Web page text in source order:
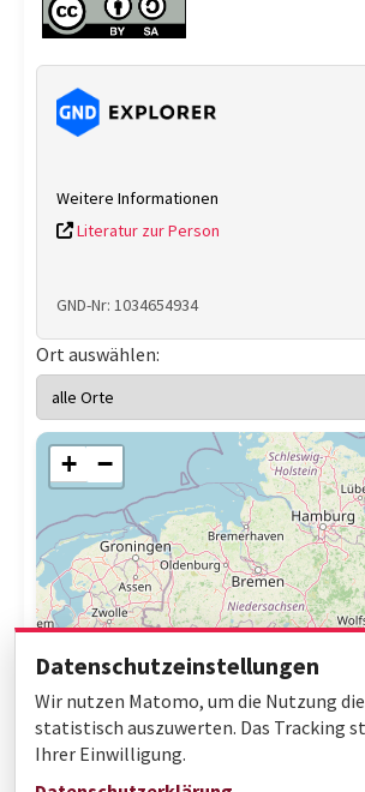
Weitere Informationen
Literatur zur Person
GND-Nr: 1034654934
Ort auswählen:
+ −
Datenschutzeinstellungen
Wir nutzen Matomo, um die Nutzung
statistisch auszuwerten. Das Tracking
Ihrer Einwilligung.